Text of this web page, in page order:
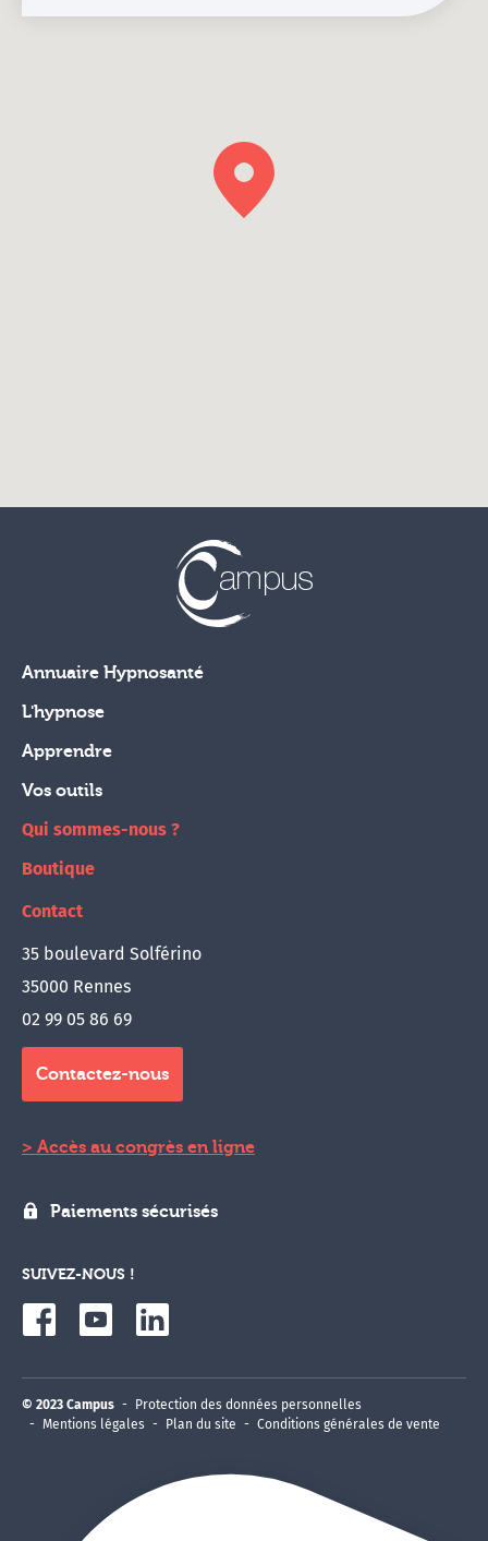
Annuaire Hypnosanté
L'hypnose
Apprendre
Vos outils
Qui sommes-nous ?
Boutique
Contact
35 boulevard Solférino
35000 Rennes
02 99 05 86 69
Contactez-nous
Accès au congrès en ligne
Paiements sécurisés
SUIVEZ-NOUS !
© 2023 Campus
Protection des données personnelles
Mentions légales
Plan du site Conditions générales de vente